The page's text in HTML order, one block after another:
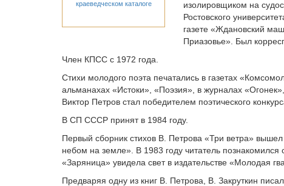
краеведческом каталоге
изолировщиком на
Ростовского
газете «Ждановский
Приазовье». Был
Член КПСС с 1972 года.
Стихи молодого поэта печатались в газетах
альманахах «Истоки», «Поэзия», в журналах
Виктор Петров стал победителем поэтического
В СП СССР принят в 1984 году.
Первый сборник стихов В. Петрова «Три ветра»
небом на земле». В 1983 году читатель
«Заряница» увидела свет в издательстве «Молодая
Предваряя одну из книг В. Петрова, В. Закруткин